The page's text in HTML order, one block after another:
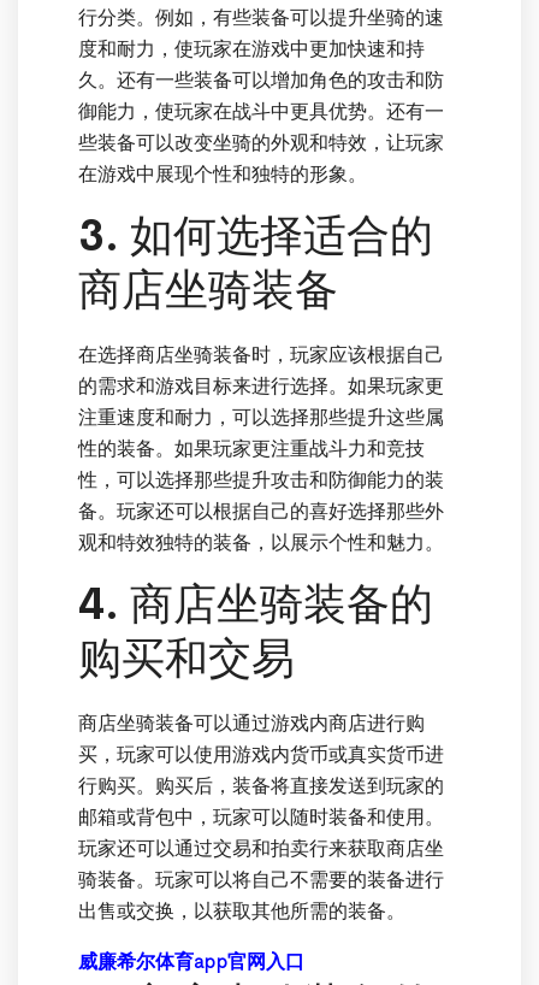
行分类。例如，有些装备可以提升坐骑的速
度和耐力，使玩家在游戏中更加快速和持
久。还有一些装备可以增加角色的攻击和防
御能力，使玩家在战斗中更具优势。还有一
些装备可以改变坐骑的外观和特效，让玩家
在游戏中展现个性和独特的形象。
3. 如何选择适合的
商店坐骑装备
在选择商店坐骑装备时，玩家应该根据自己
的需求和游戏目标来进行选择。如果玩家更
注重速度和耐力，可以选择那些提升这些属
性的装备。如果玩家更注重战斗力和竞技
性，可以选择那些提升攻击和防御能力的装
备。玩家还可以根据自己的喜好选择那些外
观和特效独特的装备，以展示个性和魅力。
4. 商店坐骑装备的
购买和交易
商店坐骑装备可以通过游戏内商店进行购
买，玩家可以使用游戏内货币或真实货币进
行购买。购买后，装备将直接发送到玩家的
邮箱或背包中，玩家可以随时装备和使用。
玩家还可以通过交易和拍卖行来获取商店坐
骑装备。玩家可以将自己不需要的装备进行
出售或交换，以获取其他所需的装备。
威廉希尔体育app官网入口